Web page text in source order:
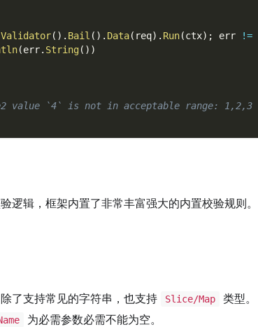
Validator( ) . Bail ( ) . Data( req) . Run(ctx) ; err !=
(err. String( ) )
value `4` is not in acceptable range: 1,2,3
逻辑，框架内置了非常丰富强大的内置校验规则。
了支持常见的字符串，也支持 Slice/Map
类型。
为必需参数必需不能为空。